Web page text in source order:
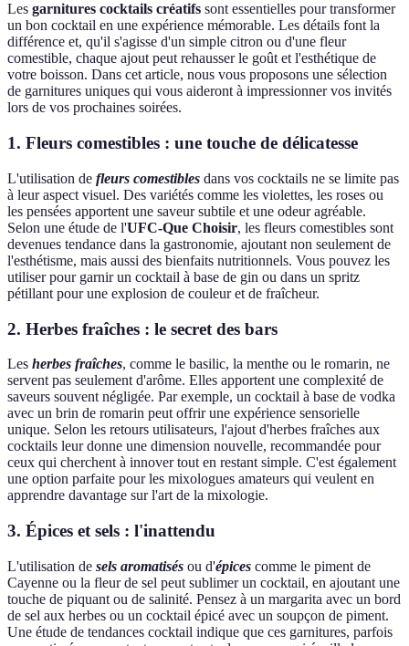
Les garnitures cocktails créatifs sont essentielles pour transformer
un bon cocktail en une expérience mémorable. Les détails font la
différence et, qu'il s'agisse d'un simple citron ou d'une fleur
comestible, chaque ajout peut rehausser le goût et l'esthétique de
votre boisson. Dans cet article, nous vous proposons une sélection
de garnitures uniques qui vous aideront à impressionner vos invités
lors de vos prochaines soirées.
1. Fleurs comestibles : une touche de délicatesse
L'utilisation de fleurs comestibles dans vos cocktails ne se limite pas
à leur aspect visuel. Des variétés comme les violettes, les roses ou
les pensées apportent une saveur subtile et une odeur agréable.
Selon une étude de l'UFC-Que Choisir, les fleurs comestibles sont
devenues tendance dans la gastronomie, ajoutant non seulement de
l'esthétisme, mais aussi des bienfaits nutritionnels. Vous pouvez les
utiliser pour garnir un cocktail à base de gin ou dans un spritz
pétillant pour une explosion de couleur et de fraîcheur.
2. Herbes fraîches : le secret des bars
Les herbes fraîches, comme le basilic, la menthe ou le romarin, ne
servent pas seulement d'arôme. Elles apportent une complexité de
saveurs souvent négligée. Par exemple, un cocktail à base de vodka
avec un brin de romarin peut offrir une expérience sensorielle
unique. Selon les retours utilisateurs, l'ajout d'herbes fraîches aux
cocktails leur donne une dimension nouvelle, recommandée pour
ceux qui cherchent à innover tout en restant simple. C'est également
une option parfaite pour les mixologues amateurs qui veulent en
apprendre davantage sur l'art de la mixologie.
3. Épices et sels : l'inattendu
L'utilisation de sels aromatisés ou d'épices comme le piment de
Cayenne ou la fleur de sel peut sublimer un cocktail, en ajoutant une
touche de piquant ou de salinité. Pensez à un margarita avec un bord
de sel aux herbes ou un cocktail épicé avec un soupçon de piment.
Une étude de tendances cocktail indique que ces garnitures, parfois